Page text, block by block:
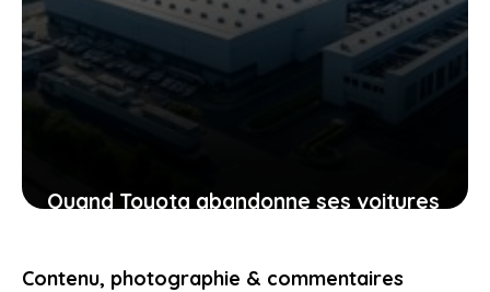
Quand Toyota abandonne ses voitures
sur l’avenir de la mobilité
Contenu, photographie & commentaires